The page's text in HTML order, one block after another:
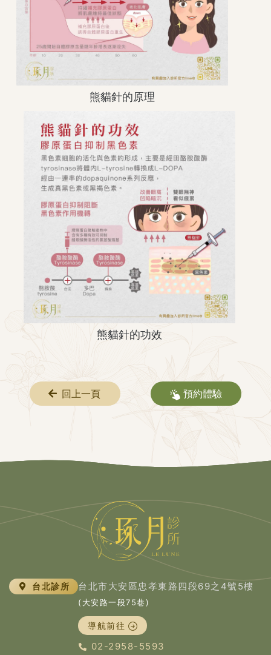
熊貓針的原理
熊貓針的功效
回上一頁 預約體驗
台北診所 台北市大安區忠孝東路四段69之4號5樓
(大安路一段75巷)
導航前往
02-2958-5593